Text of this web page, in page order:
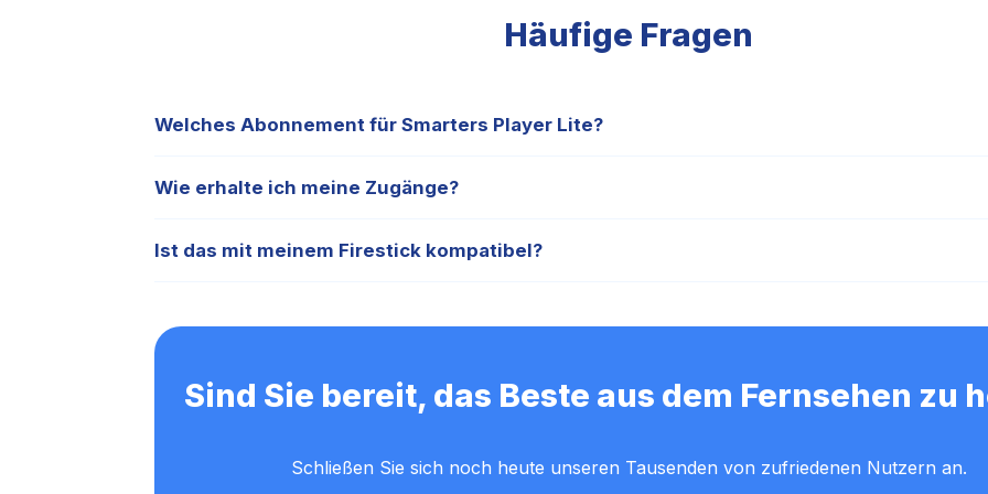
Häufige Fragen
Welches Abonnement für Smarters Player Lite?
2026.
Wie erhalte ich meine Zugänge?
Ist das mit meinem Firestick kompatibel?
Sind Sie bereit, das Beste aus dem Fernsehen zu
Schließen Sie sich noch heute unseren Tausenden von zufriedenen Nutzern an.